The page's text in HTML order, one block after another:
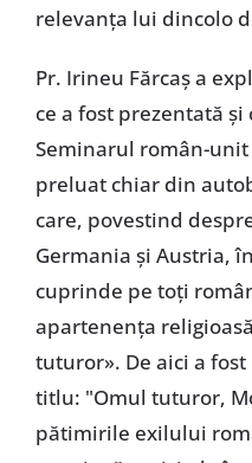
relevanța lui dincolo
Pr. Irineu Fărcaș a
ce a fost prezentată
Seminarul român-
preluat chiar din
care, povestind
Germania și Austria,
cuprinde pe toți
apartenența
tuturor». De aici a
titlu: "Omul tuturor,
pătimirile exilului